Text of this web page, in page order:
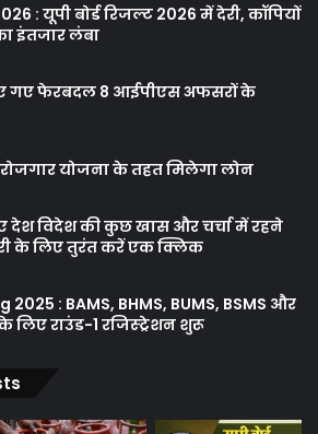
: यूपी बोर्ड रिजल्ट 2026 में देरी, कॉपियों
इंतजार लंबा
गए फेरबदल 8 आईपीएस अफसरों के
रोजगार योजना के तहत मिलेगा लोन
देश विदेश की कुछ खास और चर्चा में रहने
के लिए तुरंत करें एक क्लिक
2025 : BAMS, BHMS, BUMS, BSMS और
लिए राउंड-1 रजिस्ट्रेशन शुरू